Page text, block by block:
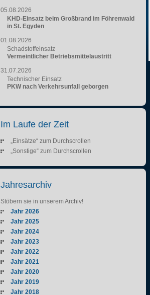
05.08.2026
KHD-Einsatz beim Großbrand im Föhrenwald
in St. Egyden
01.08.2026
Schadstoffeinsatz
Vermeintlicher Betriebsmittelaustritt
31.07.2026
Technischer Einsatz
PKW nach Verkehrsunfall geborgen
Im Laufe der Zeit
„Einsätze“ zum Durchscrollen
„Sonstige“ zum Durchscrollen
Jahresarchiv
Stöbern sie in unserem Archiv!
Jahr 2026
Jahr 2025
Jahr 2024
Jahr 2023
Jahr 2022
Jahr 2021
Jahr 2020
Jahr 2019
Jahr 2018